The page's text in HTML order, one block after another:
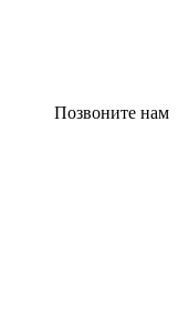
Позвоните нам